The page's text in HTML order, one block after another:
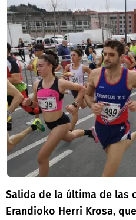
Salida de la última de las
Erandioko Herri Krosa,